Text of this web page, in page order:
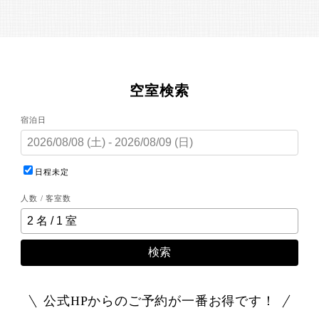
空室検索
宿泊日
日程未定
人数 / 客室数
検索
公式HPからのご予約が一番お得です！